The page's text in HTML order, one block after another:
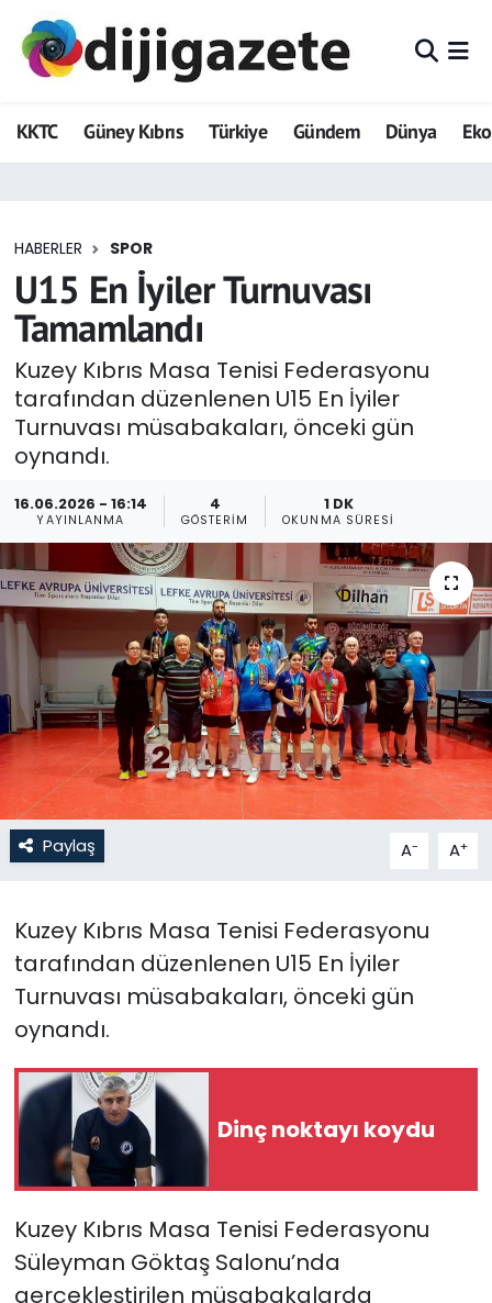
KKTC Güney Kıbrıs Türkiye Gündem Dünya
HABERLER SPOR
U15 En İyiler Turnuvası
Tamamlandı
Kuzey Kıbrıs Masa Tenisi Federasyonu
tarafından düzenlenen U15 En İyiler
Turnuvası müsabakaları, önceki gün
oynandı.
16.06.2026 - 16:14
YAYINLANMA
4
GÖSTERIM
1 DK
OKUNMA SÜRESI
Paylaş A- A+
Kuzey Kıbrıs Masa Tenisi Federasyonu
tarafından düzenlenen U15 En İyiler
Turnuvası müsabakaları, önceki gün
oynandı.
Dinç noktayı koydu
Kuzey Kıbrıs Masa Tenisi Federasyonu
Süleyman Göktaş Salonu’nda
gerçekleştirilen müsabakalarda
ADVERTORIAL
Dijigazete
Eğitim
Ekonomi
Foto Galeri
GEZİ
Gündem
KKTC
KKTC YEREL SEÇİM 2018
Kültür Sanat
Magazin
Nöbetçi Eczaneler
Otomobil Dünyası
Politika
SAĞLIK
Spor
Teknoloji
Video Galeri
Hava Durumu
Trafik Durumu
Tüm Manşetler
Son Dakika Haberleri
Haber Arşivi